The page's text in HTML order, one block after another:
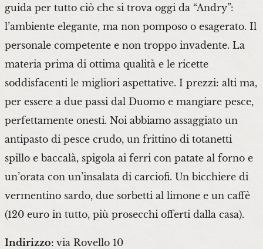
guida per tutto ciò che si trova oggi da “Andry”:
l’ambiente elegante, ma non pomposo o esagerato. Il
personale competente e non troppo invadente. La
materia prima di ottima qualità e le ricette
soddisfacenti le migliori aspettative. I prezzi: alti ma,
per essere a due passi dal Duomo e mangiare pesce,
perfettamente onesti. Noi abbiamo assaggiato un
antipasto di pesce crudo, un frittino di totanetti
spillo e baccalà, spigola ai ferri con patate al forno e
un’orata con un’insalata di carciofi. Un bicchiere di
vermentino sardo, due sorbetti al limone e un caffè
(120 euro in tutto, più prosecchi offerti dalla casa).
Indirizzo: via Rovello 10